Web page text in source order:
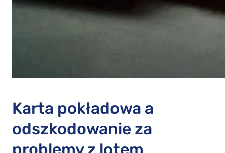
Karta pokładowa a
odszkodowanie za